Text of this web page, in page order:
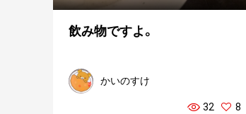
飲み物ですよ。
かいのすけ
32 8